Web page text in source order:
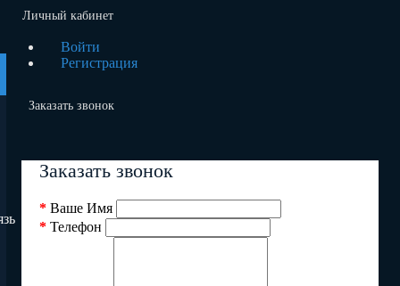
Личный кабинет
Войти
Регистрация
Заказать звонок
Заказать звонок
Ваше Имя
Телефон